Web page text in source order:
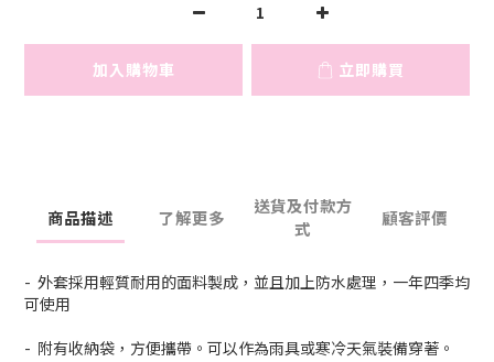
加入購物車 立即購買
商品描述 了解更多
送貨及付款方
式
顧客評價
- 外套採用輕質耐用的面料製成，並且加上防水處理，一年四季均
可使用
- 附有收納袋，方便攜帶。可以作為雨具或寒冷天氣裝備穿著。